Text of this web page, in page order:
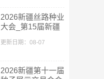
2026新疆丝路种业
大会_第15届新疆
刊
更新日期：08-07
2026新疆第十一届